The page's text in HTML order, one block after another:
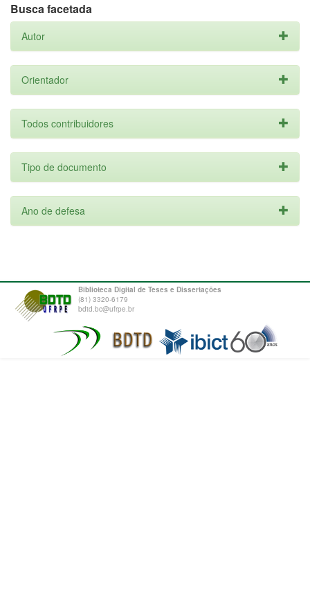
Busca facetada
Autor
Orientador
Todos contribuidores
Tipo de documento
Ano de defesa
Biblioteca Digital de Teses e Dissertações
(81) 3320-6179
bdtd.bc@ufrpe.br